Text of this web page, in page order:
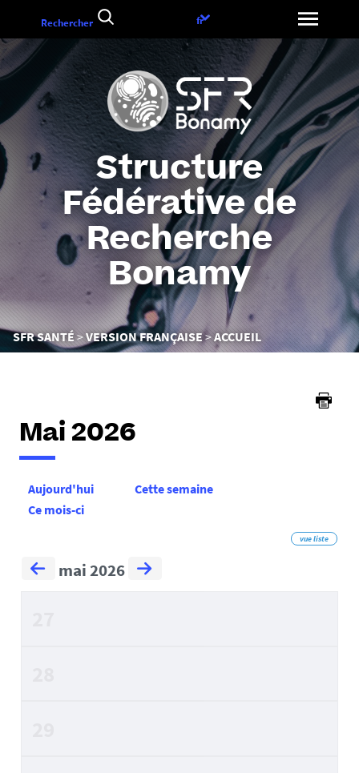
contenu
Structure
Fédérative de
Recherche
Bonamy
Vous
êtes
SFR SANTÉ VERSION FRANÇAISE ACCUEIL
Rechercher
Choix
la
langue
fr
Mai 2026
Aujourd'hui
Cette semaine
Ce mois-ci
vue liste
mai 2026